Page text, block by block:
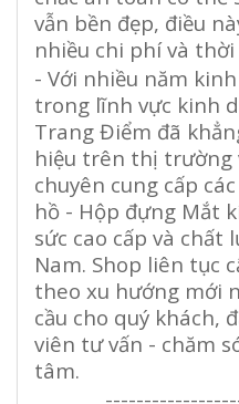
vẫn bền đẹp, điều
nhiều chi phí và
- Với nhiều năm
trong lĩnh vực kinh
Trang Điểm đã
hiệu trên thị trường
chuyên cung cấp
hồ - Hộp đựng Mắt
sức cao cấp và chất
Nam. Shop liên tục
theo xu hướng mới
cầu cho quý khách,
viên tư vấn - chăm
tâm.